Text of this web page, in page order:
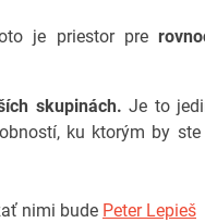
je priestor pre
skupinách.Je to
ku ktorým by ste
nimi bude Peter Lepieš